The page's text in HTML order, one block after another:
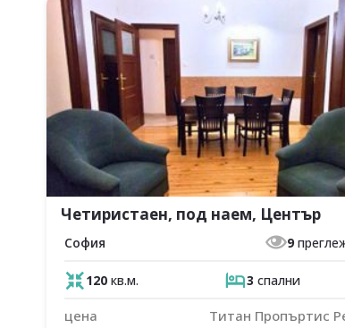
Четиристаен, под наем, Център
София 9
120 кв.м. 3 спални
цена
Титан Пропъртис